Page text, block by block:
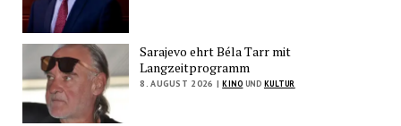
Sarajevo ehrt Béla Tarr mit
Langzeitprogramm
8. AUGUST 2026 | KINO UND KULTUR